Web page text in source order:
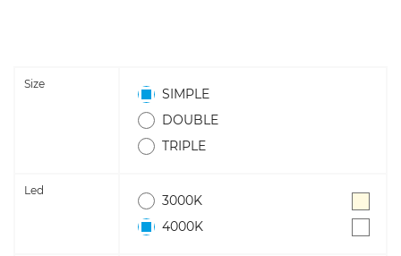
Size
SIMPLE
DOUBLE
TRIPLE
Led
3000K
4000K